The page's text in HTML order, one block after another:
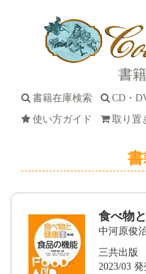
書
書籍在庫検索 CD・
使い方ガイド
取り置
食べ物
中河原俊
三共出版
2023/03